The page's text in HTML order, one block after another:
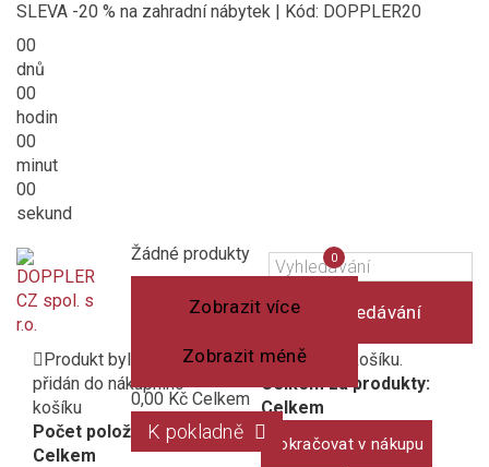
SLEVA -20 % na zahradní nábytek | Kód: DOPPLER20
00
dnů
00
hodin
00
minut
00
sekund
Vyhledávání
Košík
(prázdný)
Žádné produkty
Zobrazit více
Zobrazit méně
0,00 Kč Celkem
K pokladně
Produkt byl úspěšně
přidán do nákupního
košíku
Počet položek:
Celkem
1 produkt v košíku.
Celkem za produkty:
Celkem
Pokračovat v nákupu
Porovnání
produktů
0